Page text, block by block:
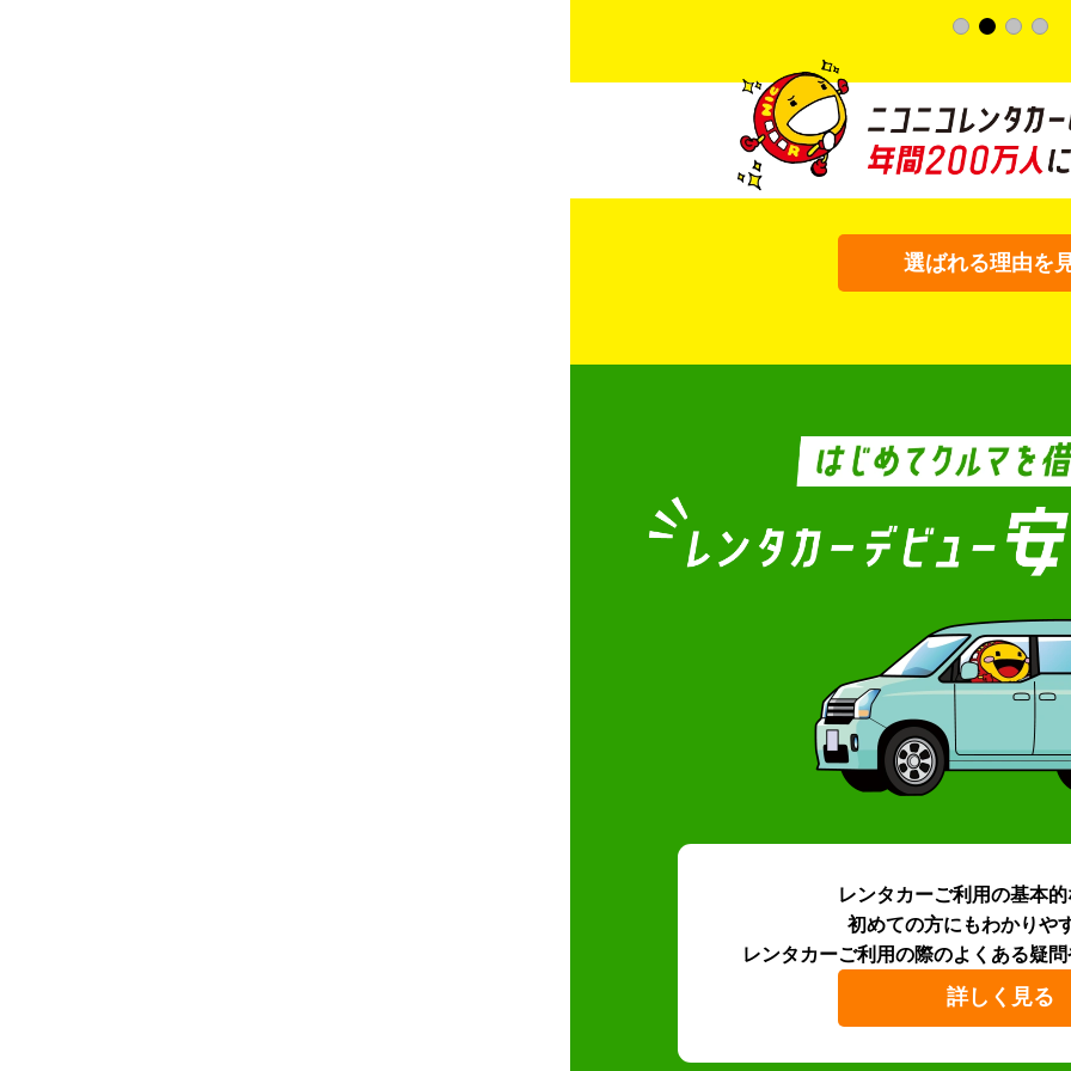
選ばれる理由を
レンタカーご利用の基本
初めての方にもわかりや
レンタカーご利用の際のよくある疑問
詳しく見る